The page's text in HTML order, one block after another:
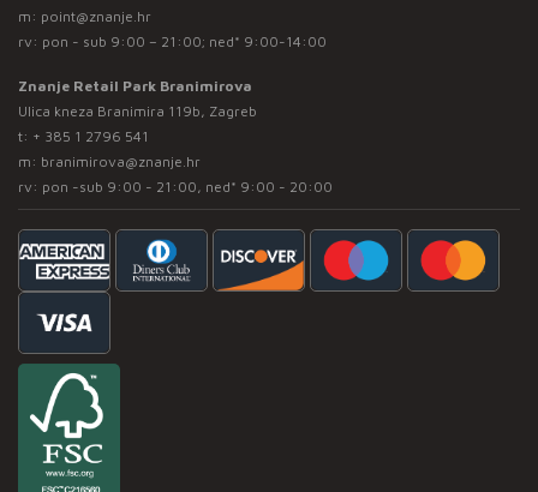
m: point@znanje.hr
rv: pon - sub 9:00 – 21:00; ned* 9:00-14:00
Znanje Retail Park Branimirova
Ulica kneza Branimira 119b, Zagreb
t: + 385 1 2796 541
m: branimirova@znanje.hr
rv: pon -sub 9:00 - 21:00, ned* 9:00 - 20:00